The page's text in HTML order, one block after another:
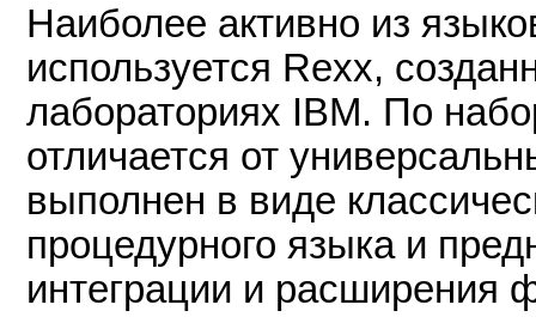
Наиболее активно из
используется Rexx,
лабораториях IBM. По
отличается от
выполнен в виде
процедурного языка и
интеграции и расширения